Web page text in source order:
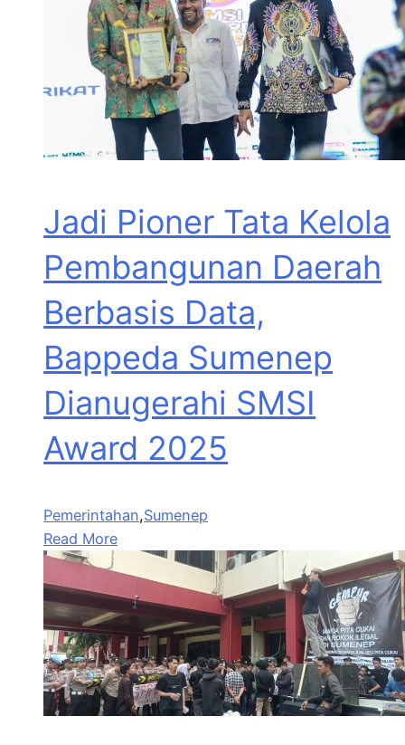
Jadi Pioner Tata Kelola
Pembangunan Daerah
Berbasis Data,
Bappeda Sumenep
Dianugerahi SMSI
Award 2025
Pemerintahan,Sumenep
Read More